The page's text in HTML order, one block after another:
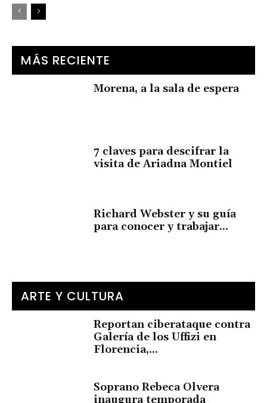
MÁS RECIENTE
Morena, a la sala de espera
7 claves para descifrar la
visita de Ariadna Montiel
Richard Webster y su guía
para conocer y trabajar...
ARTE Y CULTURA
Reportan ciberataque contra
Galería de los Uffizi en
Florencia,...
Soprano Rebeca Olvera
inaugura temporada